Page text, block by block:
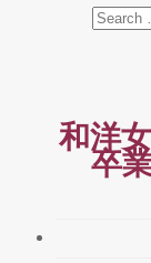
和洋
卒